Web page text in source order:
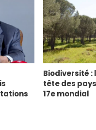
Biodiversité :
tête des
17e mondial